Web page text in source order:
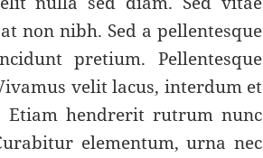
non nibh. Sed a pellentesque
pretium. Pellentesque
velit lacus, interdum et
Etiam hendrerit rutrum nunc
elementum, urna nec